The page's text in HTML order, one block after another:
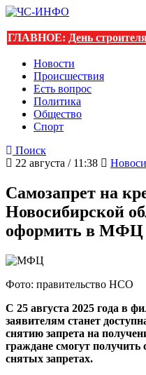
ГЛАВНОЕ: День
Новости
Происшествия
Есть вопрос
Политика
Общество
Спорт
Поиск
22 августа / 11:38
Самозапрет на
Новосибирской
оформить в МФЦ
Фото: правительство НСО
С 25 августа 2025 года в
заявителям станет
снятию запрета на
граждане смогут получить
снятых запретах.